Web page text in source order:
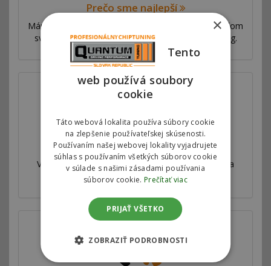
Prečo sme najlepší
Máme sieť pobočiek vo viac ako 53 krajinách po celom
svete. Ponúkame výhradný autorizovaný chiptuning.
Válcová skúšobňa
Všetky naše úpravy sú veľmi dôkladne testované a
merané na profesionálnej válcovej skúšobni.
×
Tento
web používá soubory
cookie
Táto webová lokalita používa súbory cookie
na zlepšenie používateľskej skúsenosti.
Používaním našej webovej lokality vyjadrujete
súhlas s používaním všetkých súborov cookie
v súlade s našimi zásadami používania
súborov cookie. Prečítať viac
PRIJAŤ VŠETKO
ZOBRAZIŤ PODROBNOSTI